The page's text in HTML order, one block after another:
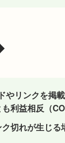
やリンクを掲
利益相反（
切れが生じ